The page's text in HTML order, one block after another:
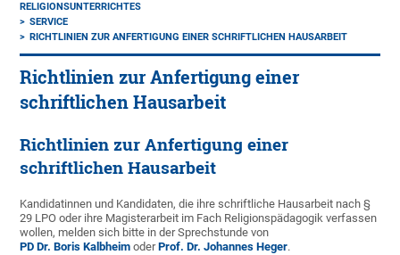
RELIGIONSUNTERRICHTES
SERVICE
RICHTLINIEN ZUR ANFERTIGUNG EINER SCHRIFTLICHEN HAUSARBEIT
Richtlinien zur Anfertigung einer
schriftlichen Hausarbeit
Richtlinien zur Anfertigung einer
schriftlichen Hausarbeit
Kandidatinnen und Kandidaten, die ihre schriftliche Hausarbeit nach §
29 LPO oder ihre Magisterarbeit im Fach Religionspädagogik verfassen
wollen, melden sich bitte in der Sprechstunde von
PD Dr. Boris Kalbheim oderProf. Dr. Johannes Heger.